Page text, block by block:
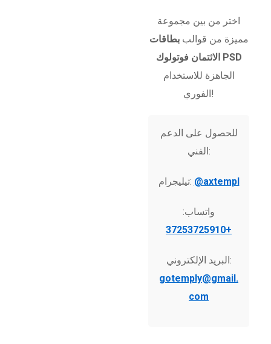
اختر من بين مجموعة
مميزة من قوالببطاقات
الائتمان فوتولوك PSD
الجاهزة للاستخدام
الفوري!
للحصول على الدعم
الفني:
تيليجرام: @axtempl
واتساب:
+37253725910
البريد الإلكتروني:
gotemply@gmail.
com